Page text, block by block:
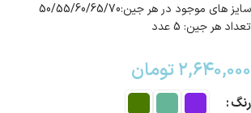
سایز های موجود در هر جین:50/55/60/65/70
تعداد هر جین: 5 عدد
۲,۶۴۰,۰۰۰تومان
رنگ